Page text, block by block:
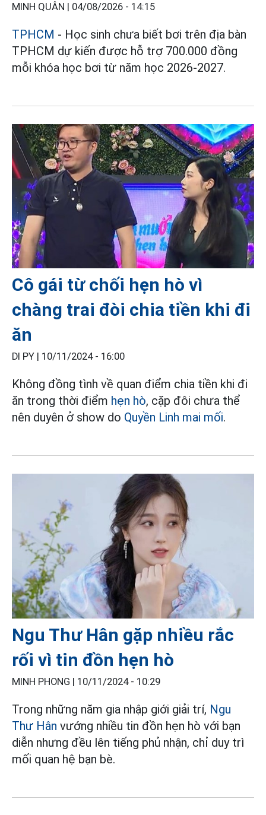
MINH QUÂN | 04/08/2026 - 14:15
TPHCM - Học sinh chưa biết bơi trên địa bàn
TPHCM dự kiến được hỗ trợ 700.000 đồng
mỗi khóa học bơi từ năm học 2026-2027.
Cô gái từ chối hẹn hò vì
chàng trai đòi chia tiền khi đi
ăn
DI PY | 10/11/2024 - 16:00
Không đồng tình về quan điểm chia tiền khi đi
ăn trong thời điểm hẹn hò, cặp đôi chưa thể
nên duyên ở show do Quyền Linh mai mối.
Ngu Thư Hân gặp nhiều rắc
rối vì tin đồn hẹn hò
MINH PHONG | 10/11/2024 - 10:29
Trong những năm gia nhập giới giải trí, Ngu
Thư Hân vướng nhiều tin đồn hẹn hò với bạn
diễn nhưng đều lên tiếng phủ nhận, chỉ duy trì
mối quan hệ bạn bè.